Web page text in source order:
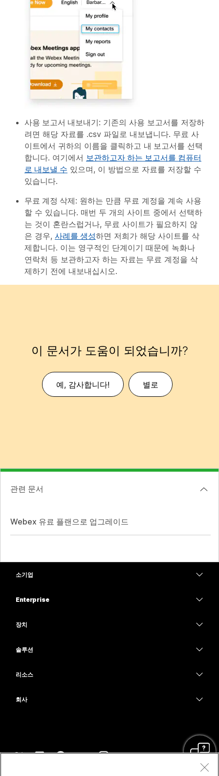
사용 보고서 내보내기: 기존의 사용 보고서를 저장하
려면 해당 자료를 .csv 파일로 내보냅니다. 무료 사
이트에서 귀하의 이름을 클릭하고 내 보고서를 선택
합니다. 여기에서 보관하고자 하는 보고서를 컴퓨터
로 내보낼 수 있으며, 이 방법으로 자료를 저장할 수
있습니다.
무료 계정 삭제: 원하는 만큼 무료 계정을 계속 사용
할 수 있습니다. 매번 두 개의 사이트 중에서 선택하
는 것이 혼란스럽거나, 무료 사이트가 필요하지 않
은 경우, 사례를 생성하면 저희가 해당 사이트를 삭
제합니다. 이는 영구적인 단계이기 때문에 녹화나
연락처 등 보관하고자 하는 자료는 무료 계정을 삭
제하기 전에 내보내십시오.
이 문서가 도움이 되었습니까?
예, 감사합니다! 별로
관련 문서
Webex 유료 플랜으로 업그레이드
소기업
Enterprise
Contact Center
장치
보조 프로그램
솔루션
리소스
회사
영업팀에 문의